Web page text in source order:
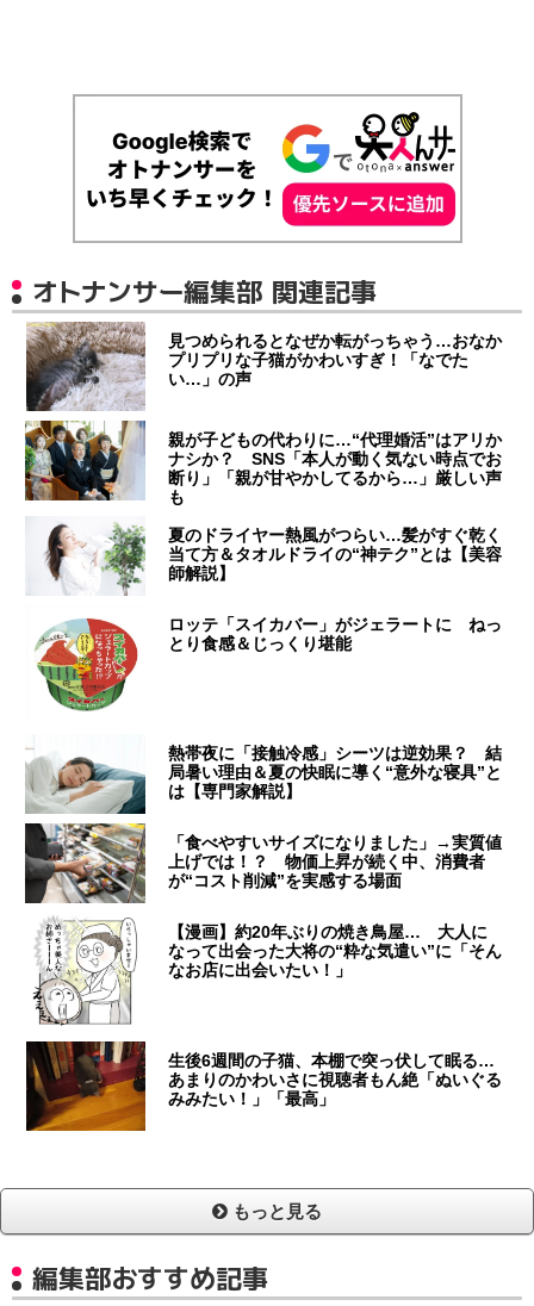
オトナンサー編集部 関連記事
見つめられるとなぜか転がっちゃう…おなか
プリプリな子猫がかわいすぎ！「なでた
い…」の声
親が子どもの代わりに…“代理婚活”はアリか
ナシか？ SNS「本人が動く気ない時点でお
断り」「親が甘やかしてるから…」厳しい声
も
夏のドライヤー熱風がつらい…髪がすぐ乾く
当て方＆タオルドライの“神テク”とは【美容
師解説】
ロッテ「スイカバー」がジェラートに ねっ
とり食感＆じっくり堪能
熱帯夜に「接触冷感」シーツは逆効果？ 結
局暑い理由＆夏の快眠に導く“意外な寝具”と
は【専門家解説】
「食べやすいサイズになりました」→実質値
上げでは！？ 物価上昇が続く中、消費者
が“コスト削減”を実感する場面
【漫画】約20年ぶりの焼き鳥屋… 大人に
なって出会った大将の“粋な気遣い”に「そん
なお店に出会いたい！」
生後6週間の子猫、本棚で突っ伏して眠る…
あまりのかわいさに視聴者もん絶「ぬいぐる
みみたい！」「最高」
もっと見る
編集部おすすめ記事